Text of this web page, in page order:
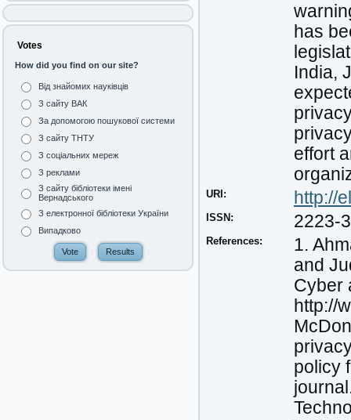
Votes
How did you find on our site?
Від знайомих науківців
З сайту ВАК
За допомогою пошукової системи
З сайту ТНТУ
З соціальних мереж
З реклами
З сайту бібліотеки імені
Вернадського
З електронної бібліотеки України
Випадково
has
India,
effort
URI: http://
ISSN: 2223-
References:
1.
and
Cyber
http://
policy